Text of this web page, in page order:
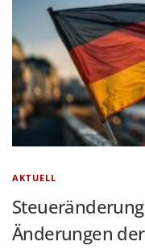
AKTUELL
Änderungen